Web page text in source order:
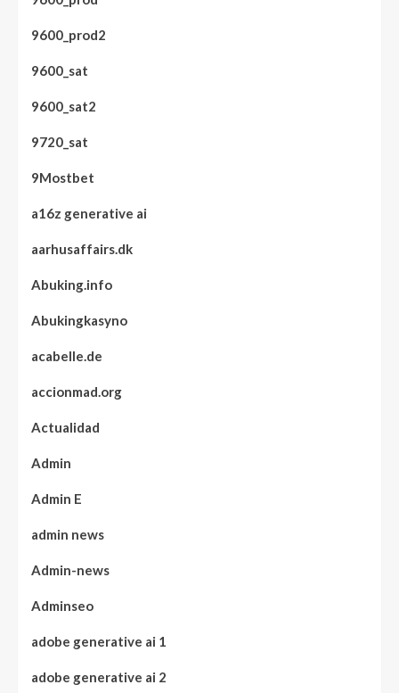
9600_prod2
9600_sat
9600_sat2
9720_sat
9Mostbet
a16z generative ai
aarhusaffairs.dk
Abuking.info
Abukingkasyno
acabelle.de
accionmad.org
Actualidad
Admin
Admin E
admin news
Admin-news
Adminseo
adobe generative ai 1
adobe generative ai 2